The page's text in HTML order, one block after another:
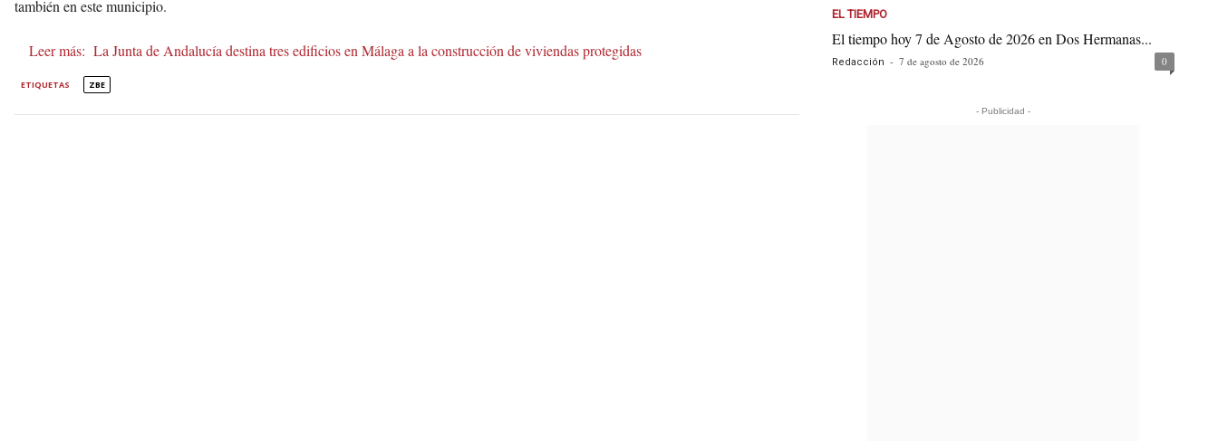
también en este municipio.
Leer más: La Junta de Andalucía destina tres edificios en Málaga a la construcción de viviendas protegidas
ETIQUETAS ZBE
EL TIEMPO
El tiempo hoy 7 de Agosto de 2026 en Dos Hermanas...
Redacción - 7 de agosto de 2026 0
- Publicidad -